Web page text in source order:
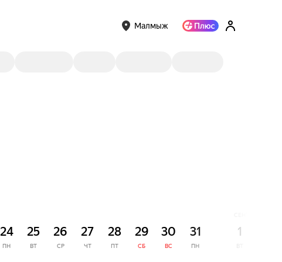
Малмыж
24
ПН
25
ВТ
26
СР
27
ЧТ
28
ПТ
29
СБ
30
ВС
31
ПН
1
ВТ